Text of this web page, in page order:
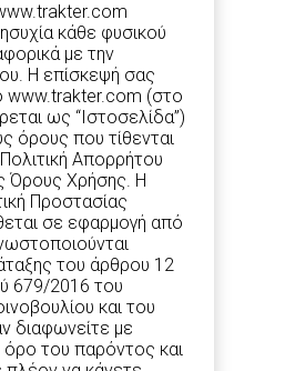
κάθε φυσικού
με την
Η επίσκεψή σας
www.trakter.com (στο
ως “Ιστοσελίδα”)
όρους που τίθενται
Απορρήτου
Όρους Χρήσης. Η
Προστασίας
σε εφαρμογή από
του άρθρου 12
679/2016 του
και του
διαφωνείτε με
του παρόντος και